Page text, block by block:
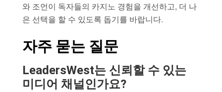
와 조언이 독자들의 카지노 경험을 개선하고, 더 나
은 선택을 할 수 있도록 돕기를 바랍니다.
자주 묻는 질문
LeadersWest는 신뢰할 수 있는
미디어 채널인가요?